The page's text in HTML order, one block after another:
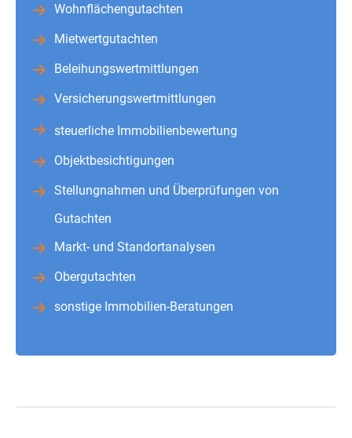
Wohnflächengutachten
Mietwertgutachten
Beleihungswertmittlungen
Versicherungswertmittlungen
steuerliche Immobilienbewertung
Objektbesichtigungen
Stellungnahmen und Überprüfungen von
Gutachten
Markt- und Standortanalysen
Obergutachten
sonstige Immobilien-Beratungen